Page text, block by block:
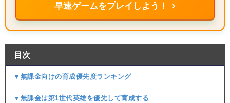
早速ゲームをプレイしよう！ ›
目次
▼無課金向けの育成優先度ランキング
▼無課金は第1世代英雄を優先して育成する